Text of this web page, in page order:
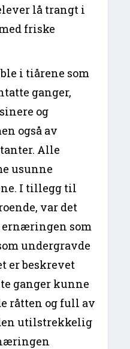
lå trangt i
friske
i tiårene som
ganger,
og
også av
Alle
usunne
I tillegg til
var det
som
undergravde
er beskrevet
ganger kunne
råtten og full av
utilstrekkelig